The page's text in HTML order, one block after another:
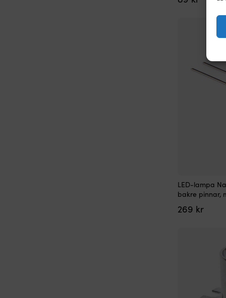
LED-lampa
bakre pinnar,
269 kr